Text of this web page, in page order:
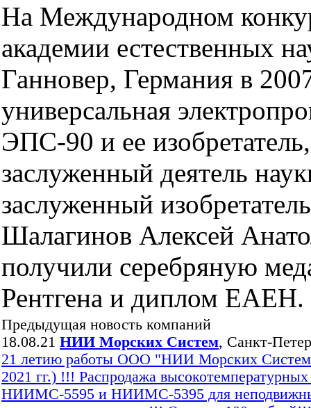
На Международном
академии естественных
Ганновер, Германия в
универсальная
ЭПС-90 и ее
заслуженный деятель
заслуженный
Шалагинов Алексей
получили серебряную
Рентгена и диплом ЕАЕН.
Предыдущая новость компаний
18.08.21 НИИ Морских Систем, Санкт-
21 летию работы ООО "НИИ Морских
2021 гг.) !!! Распродажа
НИИМС-5595 и НИИМС-5395 для